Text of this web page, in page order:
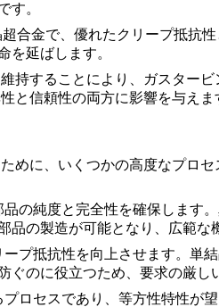
す。
合金で、優れたクリープ抵抗
を延ばします。
持することにより、ガスター
と信頼性の両方に影響を与えま
めに、いくつかの高度なプロ
の純度と完全性を確保します。
の製造が可能となり、広範な
プ抵抗性を向上させます。 単
のに役立つため、要求の厳し
ロセスであり、等方性特性が